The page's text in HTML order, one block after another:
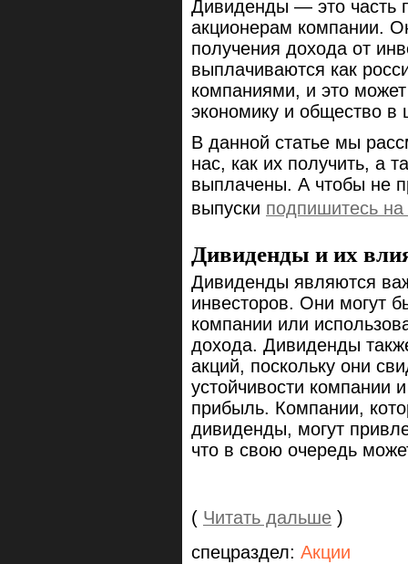
Дивиденды — это часть
акционерам компании.
получения дохода от
выплачиваются как
компаниями, и это
экономику и общество
В данной статье мы
нас, как их получить, а
выплачены. А чтобы не
выпуски подпишитесь
Дивиденды и их
Дивиденды являются
инвесторов. Они могут
компании или
дохода. Дивиденды
акций, поскольку они
устойчивости компании
прибыль. Компании,
дивиденды, могут
что в свою очередь
( Читать дальше )
спецраздел: Акции